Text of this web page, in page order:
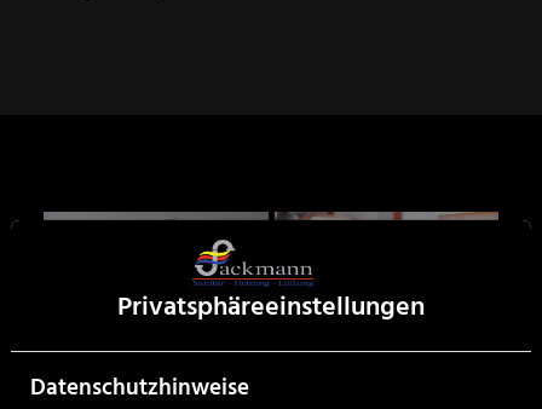
Privatsphäre­einstellungen
Datenschutzhinweise